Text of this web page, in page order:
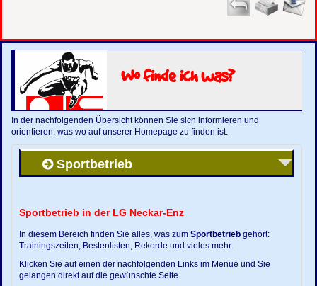
Wo finde ich was?
In der nachfolgenden Übersicht können Sie sich informieren und
orientieren, was wo auf unserer Homepage zu finden ist.
Sportbetrieb
Sportbetrieb in der LG Neckar-Enz
In diesem Bereich finden Sie alles, was zumSportbetrieb gehört:
Trainingszeiten, Bestenlisten, Rekorde und vieles mehr.
Klicken Sie auf einen der nachfolgenden Links im Menue und Sie
gelangen direkt auf die gewünschte Seite.